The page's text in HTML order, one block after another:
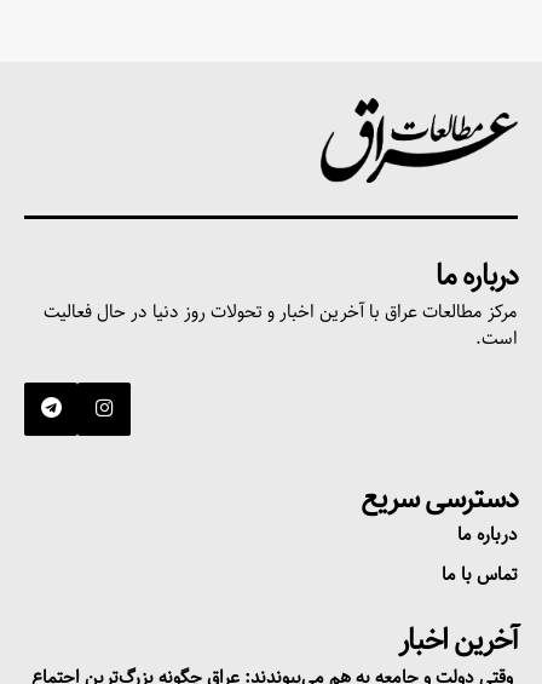
درباره ما
مرکز مطالعات عراق با آخرین اخبار و تحولات روز دنیا در حال فعالیت
است.
دسترسی سریع
درباره ما
تماس با ما
آخرین اخبار